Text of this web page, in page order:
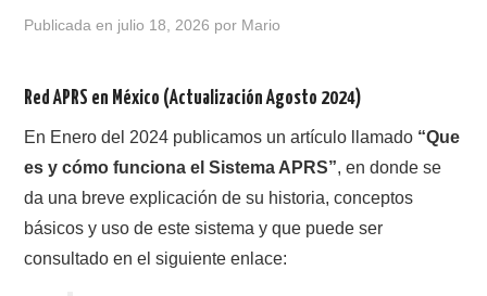
BANDA CIVIL
CONTACTO
HISTORIA DE LA RADIO
Publicada en julio 18, 2026 por Mario
Red APRS en México (Actualización Agosto 2024)
En Enero del 2024 publicamos un artículo llamado “Que
es y cómo funciona el Sistema APRS”, en donde se
da una breve explicación de su historia, conceptos
básicos y uso de este sistema y que puede ser
consultado en el siguiente enlace: